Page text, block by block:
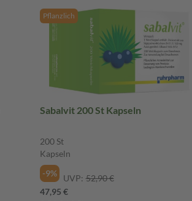
Pflanzlich
Sabalvit 200 St Kapseln
200 St
Kapseln
-9%
UVP: 52,90 €
47,95 €